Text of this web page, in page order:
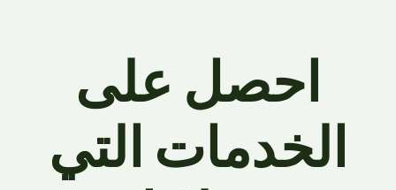
احصل على
الخدمات التي